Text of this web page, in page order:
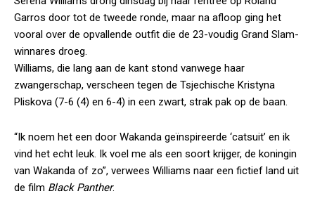
Garros door tot de tweede ronde, maar na afloop ging het
vooral over de opvallende outfit die de 23-voudig Grand Slam-
winnares droeg.
Williams, die lang aan de kant stond vanwege haar
zwangerschap, verscheen tegen de Tsjechische Kristyna
Pliskova (7-6 (4) en 6-4) in een zwart, strak pak op de baan.
“Ik noem het een door Wakanda geïnspireerde ‘catsuit’ en ik
vind het echt leuk. Ik voel me als een soort krijger, de koningin
van Wakanda of zo”, verwees Williams naar een fictief land uit
de film Black Panther.